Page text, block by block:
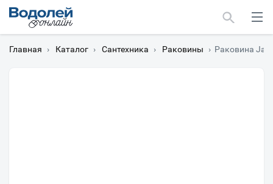
Главная › Каталог › Сантехника › Раковины › Раковина